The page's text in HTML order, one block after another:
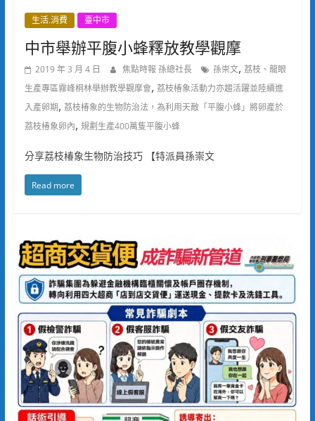
生活.消費 臺中市
中市舉辦平腹小蜂釋放教學觀摩
2019 年 3 月 4 日 焦點時報 孫總社長 孫崇文, 荔枝、龍眼
生產專區霧峰桐林舉辦教學觀摩會, 荔枝椿象活動力亦趨活躍並陸續進
入產卵期, 荔枝椿象的生物防治法，為利用天敵「平腹小蜂」將卵產於
荔枝椿象卵內, 規劃生產400萬隻平腹小蜂
分享荔枝椿象生物防治技巧 【特派員孫崇文
Read more